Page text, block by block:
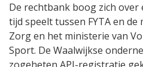
De rechtbank boog zich over
tijd speelt tussen FYTA en
Zorg en het ministerie van
Sport. De Waalwijkse